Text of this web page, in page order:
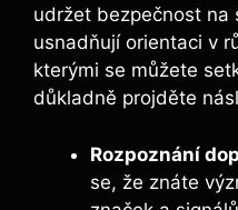
udržet bezpečnost na
usnadňují orientaci v
kterými se můžete
důkladně projděte
Rozpoznání
se, že znáte